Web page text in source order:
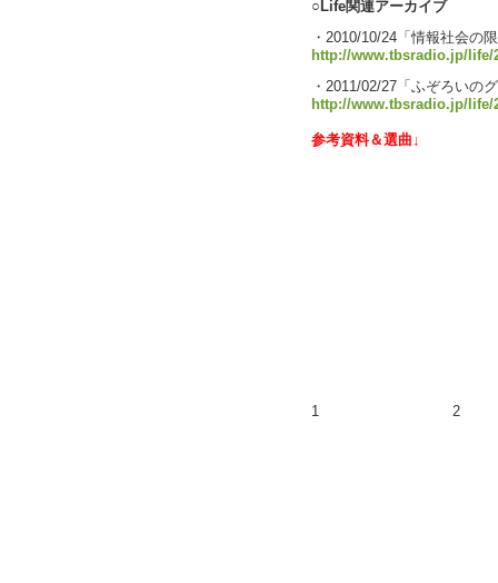
○Life関連アーカイブ
・2010/10/24「情報社会の
http://www.tbsradio.jp/life/
・2011/02/27「ふぞろいの
http://www.tbsradio.jp/life/
参考資料＆選曲↓
1 2